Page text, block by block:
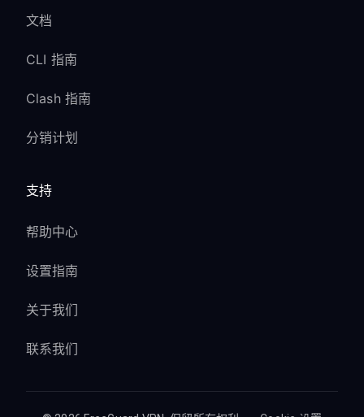
文档
CLI 指南
Clash 指南
分销计划
支持
帮助中心
设置指南
关于我们
联系我们